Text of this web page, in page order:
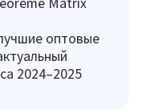
оптовые
2024–2025